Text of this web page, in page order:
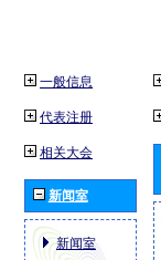
一般信息
代表注册
相关大会
新闻室
新闻室